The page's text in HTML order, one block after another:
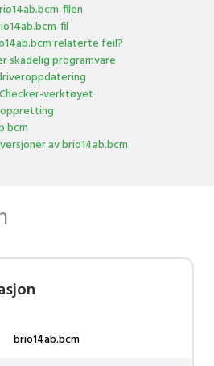
filen
fil
relaterte feil?
skadelig programvare
verktøyet
av brio14ab.bcm
brio14ab.bcm